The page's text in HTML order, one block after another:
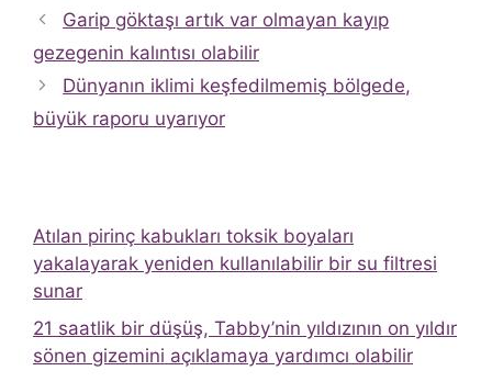
Garip göktaşı artık var olmayan kayıp
gezegenin kalıntısı olabilir
Dünyanın iklimi keşfedilmemiş bölgede,
büyük raporu uyarıyor
Atılan pirinç kabukları toksik boyaları
yakalayarak yeniden kullanılabilir bir su filtresi
sunar
21 saatlik bir düşüş, Tabby’nin yıldızının on yıldır
sönen gizemini açıklamaya yardımcı olabilir